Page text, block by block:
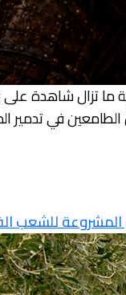
تزال شاهدة على
في تدمير
المشروعة للشعب